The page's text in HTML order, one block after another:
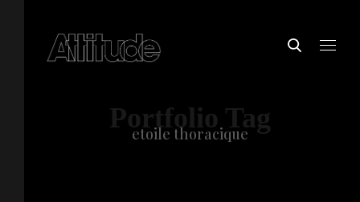
Portfolio Tag
etoile thoracique